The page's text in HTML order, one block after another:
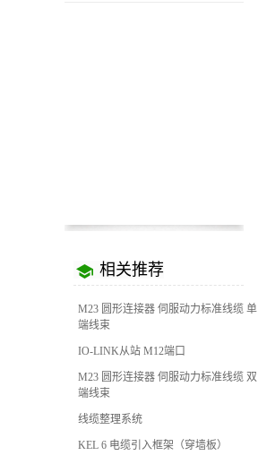
相关推荐
M23 圆形连接器 伺服动力标准线缆 单
端线束
IO-LINK从站 M12端口
M23 圆形连接器 伺服动力标准线缆 双
端线束
线缆整理系统
KEL 6 电缆引入框架（穿墙板）